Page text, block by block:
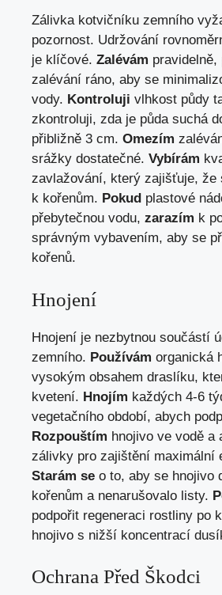
Zálivka kotvičníku zemního
pozornost. Udržování
je klíčové. Zalévám
zalévání ráno, aby se
vody. Kontroluji vlhkost půdy
zkontroluji, zda je půda suchá
přibližně 3 cm. Omezím
srážky dostatečné. Vybírám
zavlažování, který zajišťuje, že
k kořenům. Pokud plastové
přebytečnou vodu, zarazím k
správným vybavením, aby se
kořenů.
Hnojení
Hnojení je nezbytnou součástí
zemního. Používám organická
vysokým obsahem draslíku,
kvetení. Hnojím každých 4-6
vegetačního období, abych
Rozpouštím hnojivo ve vodě a
zálivky pro zajištění maximální
Starám se o to, aby se hnojivo
kořenům a nenarušovalo listy.
podpořit regeneraci rostliny po
hnojivo s nižší koncentrací
Ochrana Před Škodci